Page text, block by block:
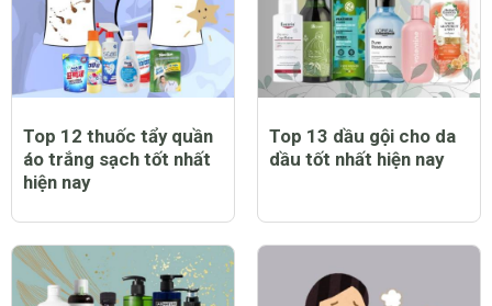
Top 12 thuốc tẩy quần
áo trắng sạch tốt nhất
hiện nay
Top 13 dầu gội cho da
dầu tốt nhất hiện nay